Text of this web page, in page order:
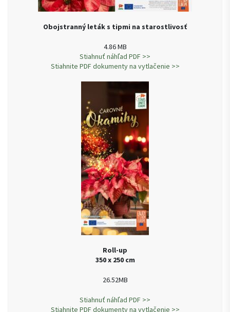
Obojstranný leták s tipmi na starostlivosť
4.86 MB
Stiahnuť náhľad PDF >>
Stiahnite PDF dokumenty na vytlačenie >>
Roll-up
350 x 250 cm
26.52MB
Stiahnuť náhľad PDF >>
Stiahnite PDF dokumenty na vytlačenie >>